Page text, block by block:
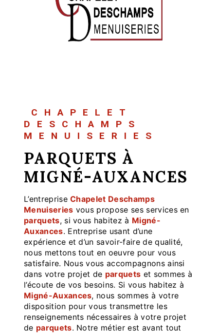
CHAPELET
DESCHAMPS
MENUISERIES
PARQUETS À
MIGNÉ-AUXANCES
L’entrepriseChapelet Deschamps
Menuiseries vous propose ses services en
parquets, si vous habitez à Migné-
Auxances. Entreprise usant d’une
expérience et d’un savoir-faire de qualité,
nous mettons tout en oeuvre pour vous
satisfaire. Nous vous accompagnons ainsi
dans votre projet de parquets et sommes à
l’écoute de vos besoins. Si vous habitez à
Migné-Auxances, nous sommes à votre
disposition pour vous transmettre les
renseignements nécessaires à votre projet
de parquets. Notre métier est avant tout